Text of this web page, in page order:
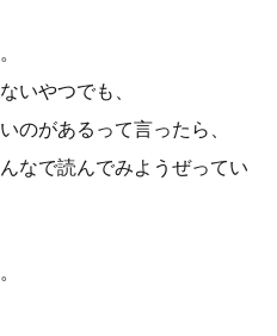
いやつでも、
のがあるって言ったら、
なで読んでみようぜってい